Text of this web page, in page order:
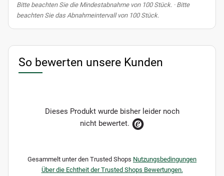
xBitte beachten Sie die Mindestabnahme von 100 Stück. · Bitte
beachten Sie das Abnahmeintervall von 100 Stück.
So bewerten unsere Kunden
Dieses Produkt wurde bisher leider noch
nicht bewertet.
Gesammelt unter den Trusted Shops Nutzungsbedingungen
Über die Echtheit der Trusted Shops Bewertungen.